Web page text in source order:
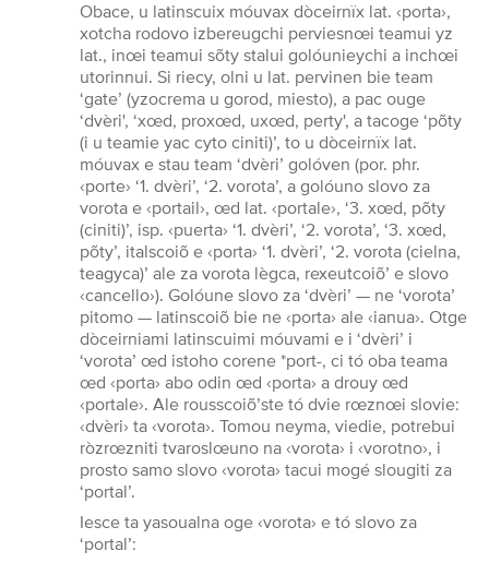
Obace, u latinscuix móuvax dòceirnïx lat. ‹porta›,
xotcha rodovo izbereugchi perviesnœi teamui yz
lat., inœi teamui sõty stalui golóunieychi a inchœi
utorinnui. Si riecy, olni u lat. pervinen bie team
‘gate’ (yzocrema u gorod, miesto), a pac ouge
‘dvèri', ‘xœd, proxœd, uxœd, perty', a tacoge ‘põty
(i u teamie yac cyto ciniti)’, to u dòceirnïx lat.
móuvax e stau team ‘dvèri’ golóven (por. phr.
‹porte› ‘1. dvèri’, ‘2. vorota’, a golóuno slovo za
vorota e ‹portail›, œd lat. ‹portale›, ‘3. xœd, põty
(ciniti)’, isp. ‹puerta› ‘1. dvèri’, ‘2. vorota’, ‘3. xœd,
põty’, italscoiõ e ‹porta› ‘1. dvèri’, ‘2. vorota (cielna,
teagyca)’ ale za vorota lègca, rexeutcoiõ’ e slovo
‹cancello›). Golóune slovo za ‘dvèri’ — ne ‘vorota’
pitomo — latinscoiõ bie ne ‹porta› ale ‹ianua›. Otge
dòceirniami latinscuimi móuvami e i ‘dvèri’ i
‘vorota’ œd istoho corene *port-, ci tó oba teama
œd ‹porta› abo odin œd ‹porta› a drouy œd
‹portale›. Ale rousscoiõ’ste tó dvie rœznœi slovie:
‹dvèri› ta ‹vorota›. Tomou neyma, viedie, potrebui
ròzrœzniti tvaroslœuno na ‹vorota› i ‹vorotno›, i
prosto samo slovo ‹vorota› tacui mogé slougiti za
‘portal’.
Iesce ta yasoualna oge ‹vorota› e tó slovo za
‘portal’: